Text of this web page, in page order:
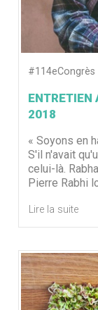
#114eCongrès
ENTRETIEN
2018
« Soyons en
S'il n'avait
celui-là.
Pierre Rabhi
Lire la suite